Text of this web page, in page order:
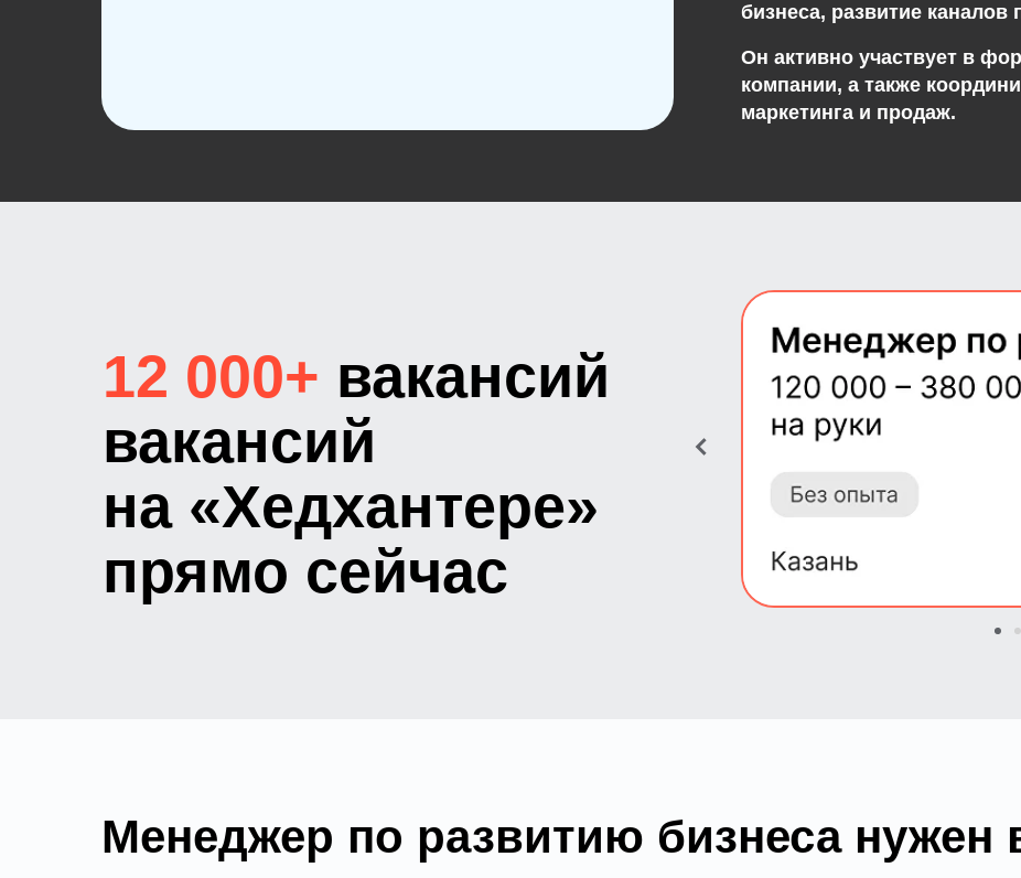
бизнеса, развитие
Он активно участвует в
компании, а также
маркетинга и продаж.
12 000+ вакансий
вакансий
на «Хедхантере»
прямо сейчас
Менеджер по развитию бизнеса нужен